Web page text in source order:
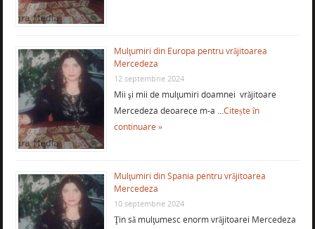
Mulţumiri din Europa pentru vrăjitoarea
Mercedeza
12 septembrie 2024
Mii şi mii de mulţumiri doamnei vrăjitoare
Mercedeza deoarece m-a …Citește în
continuare »
Mulţumiri din Spania pentru vrăjitoarea
Mercedeza
10 septembrie 2024
Ţin să mulţumesc enorm vrăjitoarei Mercedeza